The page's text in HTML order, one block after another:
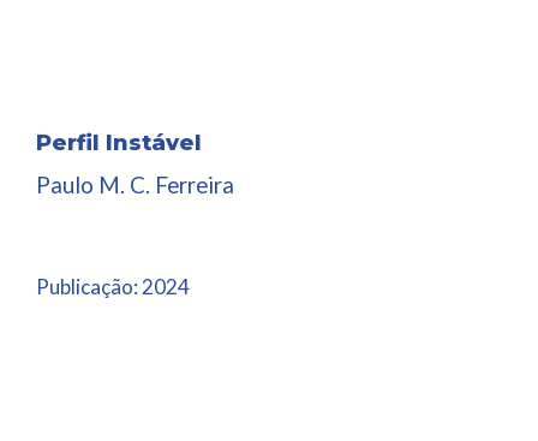
Perfil Instável
Paulo M. C. Ferreira
Publicação: 2024